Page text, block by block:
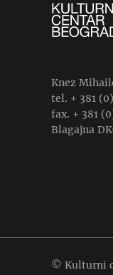
Knez
tel. + 381
fax. + 381
Blagajna
© Kulturni